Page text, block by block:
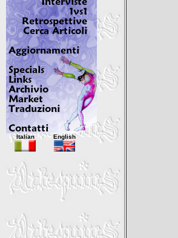
Italian English